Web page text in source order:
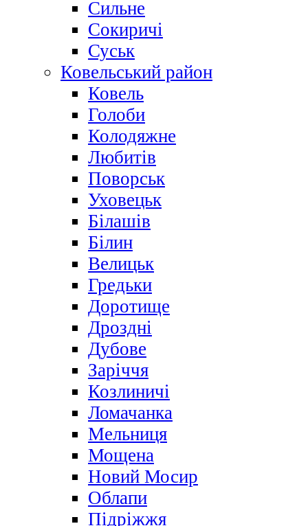
Сильне
Сокиричі
Суськ
Ковельський район
Ковель
Голоби
Колодяжне
Любитів
Поворськ
Уховецьк
Білашів
Білин
Велицьк
Гредьки
Доротище
Дроздні
Дубове
Заріччя
Козлиничі
Ломачанка
Мельниця
Мощена
Новий Мосир
Облапи
Підріжжя